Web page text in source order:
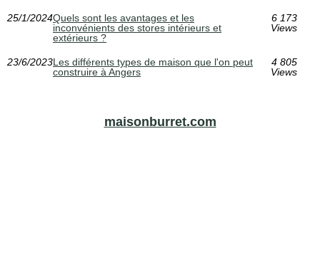
25/1/2024Quels sont les avantages et les
inconvénients des stores intérieurs et
extérieurs ?
6 173
Views
23/6/2023Les différents types de maison que l'on peut
construire à Angers
4 805
Views
maisonburret.com